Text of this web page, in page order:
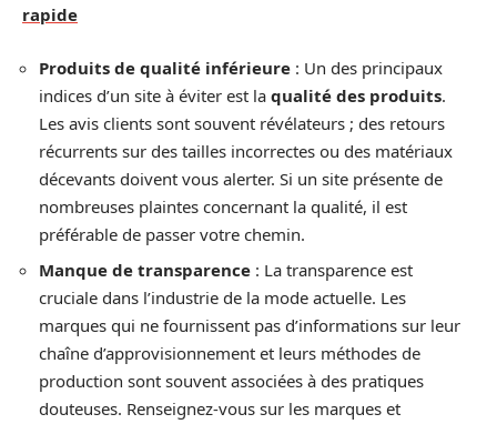
rapide
Produits de qualité inférieure : Un des principaux
indices d’un site à éviter est la qualité des produits.
Les avis clients sont souvent révélateurs ; des retours
récurrents sur des tailles incorrectes ou des matériaux
décevants doivent vous alerter. Si un site présente de
nombreuses plaintes concernant la qualité, il est
préférable de passer votre chemin.
Manque de transparence : La transparence est
cruciale dans l’industrie de la mode actuelle. Les
marques qui ne fournissent pas d’informations sur leur
chaîne d’approvisionnement et leurs méthodes de
production sont souvent associées à des pratiques
douteuses. Renseignez-vous sur les marques et